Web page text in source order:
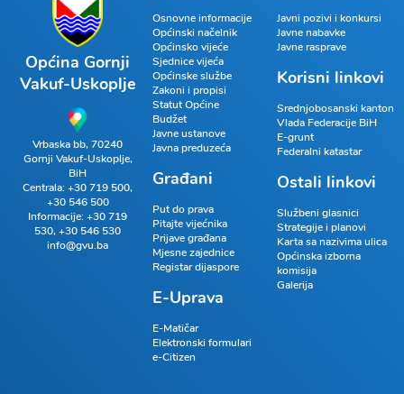
Općina Gornji
Vakuf-Uskoplje
Vrbaska bb, 70240
Gornji Vakuf-Uskoplje,
BiH
Centrala:+30 719 500,
+30 546 500
Informacije:+30 719
530,+30 546 530
info@gvu.ba
Osnovne informacije
Općinski načelnik
Općinsko vijeće
Sjednice vijeća
Općinske službe
Zakoni i propisi
Statut Općine
Budžet
Javne ustanove
Javna preduzeća
Građani
Put do prava
Pitajte vijećnika
Prijave građana
Mjesne zajednice
Registar dijaspore
E-Uprava
E-Matičar
Elektronski formulari
e-Citizen
Javni pozivi i konkursi
Javne nabavke
Javne rasprave
Korisni linkovi
Srednjobosanski kanton
Vlada Federacije BiH
E-grunt
Federalni katastar
Ostali linkovi
Službeni glasnici
Strategije i planovi
Karta sa nazivima ulica
Općinska izborna
komisija
Galerija